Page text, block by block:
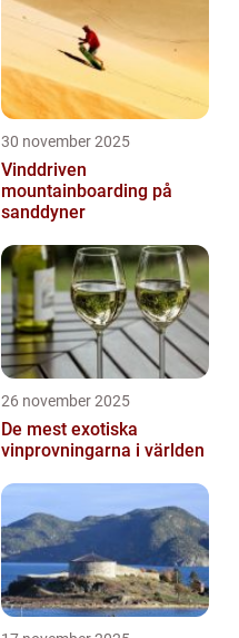
30 november 2025
Vinddriven
mountainboarding på
sanddyner
26 november 2025
De mest exotiska
vinprovningarna i världen